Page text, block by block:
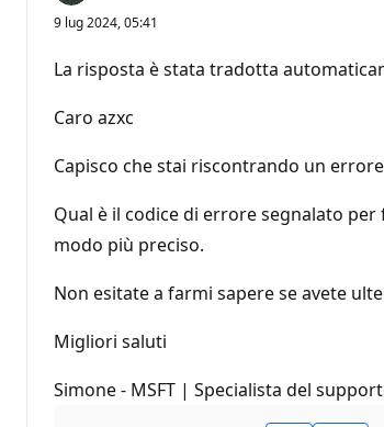
9 lug 2024, 05:41
La risposta è stata tradotta
Caro azxc
Capisco che stai riscontrando un
Qual è il codice di errore segnalato
modo più preciso.
Non esitate a farmi sapere se avete
Migliori saluti
Simone - MSFT | Specialista del